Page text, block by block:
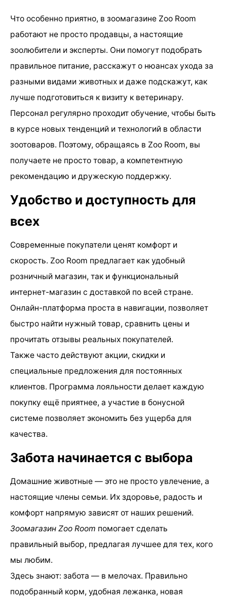
Что особенно приятно, в зоомагазине Zoo Room
работают не просто продавцы, а настоящие
зоолюбители и эксперты. Они помогут подобрать
правильное питание, расскажут о нюансах ухода за
разными видами животных и даже подскажут, как
лучше подготовиться к визиту к ветеринару.
Персонал регулярно проходит обучение, чтобы быть
в курсе новых тенденций и технологий в области
зоотоваров. Поэтому, обращаясь в Zoo Room, вы
получаете не просто товар, а компетентную
рекомендацию и дружескую поддержку.
Удобство и доступность для
всех
Современные покупатели ценят комфорт и
скорость. Zoo Room предлагает как удобный
розничный магазин, так и функциональный
интернет-магазин с доставкой по всей стране.
Онлайн-платформа проста в навигации, позволяет
быстро найти нужный товар, сравнить цены и
прочитать отзывы реальных покупателей.
Также часто действуют акции, скидки и
специальные предложения для постоянных
клиентов. Программа лояльности делает каждую
покупку ещё приятнее, а участие в бонусной
системе позволяет экономить без ущерба для
качества.
Забота начинается с выбора
Домашние животные — это не просто увлечение, а
настоящие члены семьи. Их здоровье, радость и
комфорт напрямую зависят от наших решений.
Зоомагазин Zoo Room помогает сделать
правильный выбор, предлагая лучшее для тех, кого
мы любим.
Здесь знают: забота — в мелочах. Правильно
подобранный корм, удобная лежанка, новая